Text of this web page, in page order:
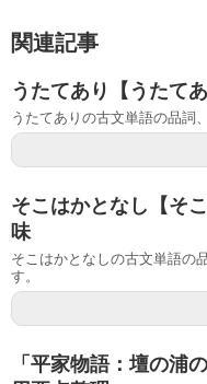
関連記事
うたてあり【うたて
うたてありの古文単語の品詞
そこはかとなし【そ
味
そこはかとなしの古文単語の
す。
「平家物語：壇の浦